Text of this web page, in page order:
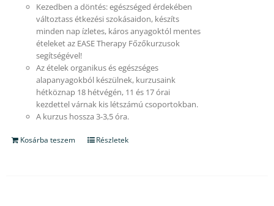
Kezedben a döntés: egészséged érdekében
változtass étkezési szokásaidon, készíts
minden nap ízletes, káros anyagoktól mentes
ételeket az EASE Therapy Főzőkurzusok
segítségével!
Az ételek organikus és egészséges
alapanyagokból készülnek, kurzusaink
hétköznap 18 hétvégén, 11 és 17 órai
kezdettel várnak kis létszámú csoportokban.
A kurzus hossza 3-3,5 óra.
Kosárba teszem Részletek